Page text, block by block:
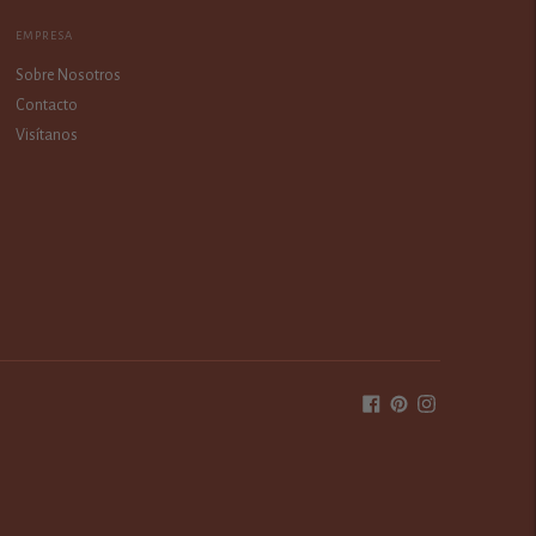
EMPRESA
Sobre Nosotros
Contacto
Visítanos